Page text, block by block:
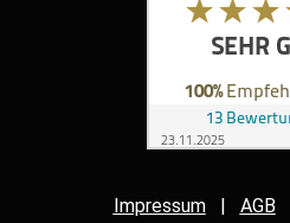
Impressum| AGB